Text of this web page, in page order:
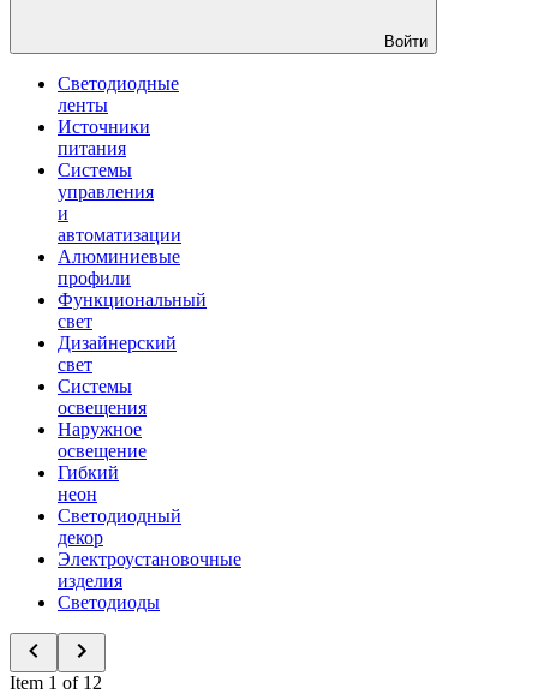
Войти
Светодиодные
ленты
Источники
питания
Системы
управления
и
автоматизации
Алюминиевые
профили
Функциональный
свет
Дизайнерский
свет
Системы
освещения
Наружное
освещение
Гибкий
неон
Светодиодный
декор
Электроустановочные
изделия
Светодиоды
Item 1 of 12